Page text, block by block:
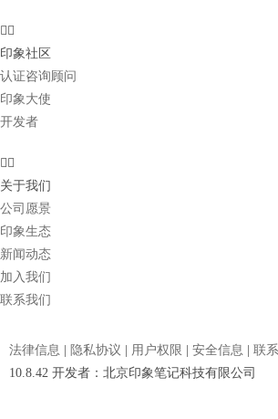
印象社区
认证咨询顾问
印象大使
开发者
关于我们
公司愿景
印象生态
新闻动态
加入我们
联系我们
法律信息 隐私协议 用户权限 安全信息 联
10.8.42 开发者：北京印象笔记科技有限公司